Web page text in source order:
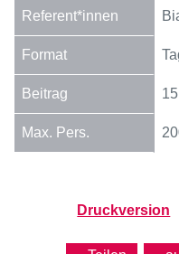
Druckversion